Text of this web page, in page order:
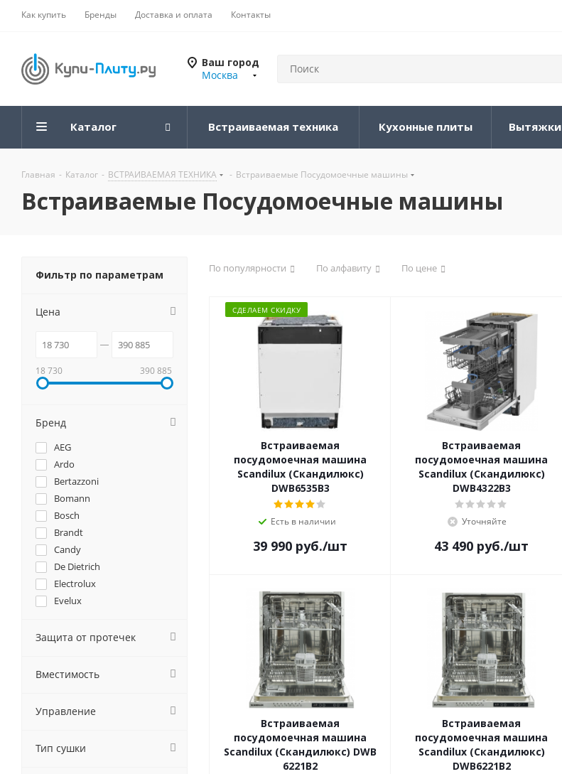
Как купить Бренды Доставка и оплата Контакты
Ваш город
Москва
Каталог Встраиваемая техника Кухонные плиты Вытяжки
Главная - Каталог - ВСТРАИВАЕМАЯ ТЕХНИКА - Встраиваемые Посудомоечные машины
Встраиваемые Посудомоечные машины
По популярности По алфавиту По цене
СДЕЛАЕМ СКИДКУ
Встраиваемая
посудомоечная машина
Scandilux (Скандилюкс)
DWB6535B3
Есть в наличии
39 990 руб./шт
Встраиваемая
посудомоечная машина
Scandilux (Скандилюкс)
DWB4322B3
Уточняйте
43 490 руб./шт
Встраиваемая
посудомоечная машина
Scandilux (Скандилюкс) DWB
6221B2
Встраиваемая
посудомоечная машина
Scandilux (Скандилюкс)
DWB6221B2
Фильтр по параметрам
Цена
18 730 390 885
Бренд
AEG
Ardo
Bertazzoni
Bomann
Bosch
Brandt
Candy
De Dietrich
Electrolux
Evelux
Franke
Jackys
Защита от протечек
Вместимость
Управление
Тип сушки